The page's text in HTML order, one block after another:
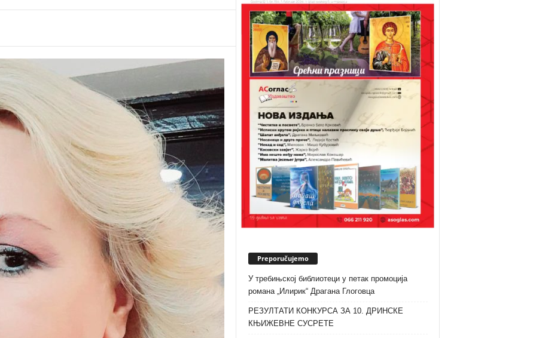
Preporučujemo
У требињској библиотеци у петак промоција
романа „Илирик“ Драгана Глоговца
РЕЗУЛТАТИ КОНКУРСА ЗА 10. ДРИНСКЕ
КЊИЖЕВНЕ СУСРЕТЕ